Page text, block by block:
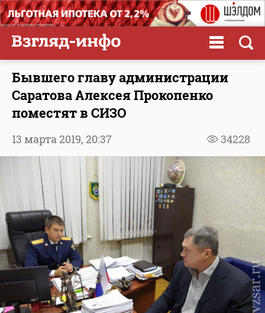
Бывшего главу администрации
Саратова Алексея Прокопенко
поместят в СИЗО
34228
13 марта 2019, 20:37